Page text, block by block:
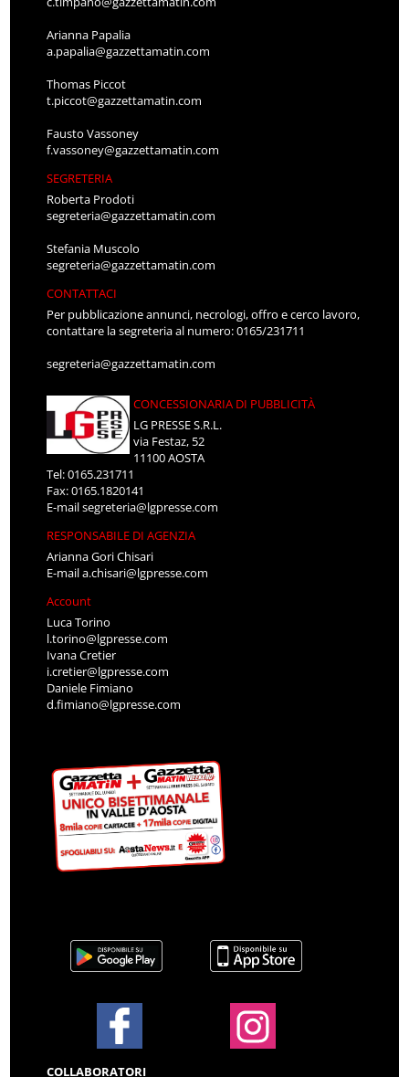
Arianna Papalia
a.papalia@gazzettamatin.com
Thomas Piccot
t.piccot@gazzettamatin.com
Fausto Vassoney
f.vassoney@gazzettamatin.com
SEGRETERIA
Roberta Prodoti
segreteria@gazzettamatin.com
Stefania Muscolo
segreteria@gazzettamatin.com
CONTATTACI
Per pubblicazione annunci, necrologi, offro e cerco lavoro,
contattare la segreteria al numero: 0165/231711
segreteria@gazzettamatin.com
CONCESSIONARIA DI PUBBLICITÀ
LG PRESSE S.R.L.
via Festaz, 52
11100 AOSTA
Tel: 0165.231711
Fax: 0165.1820141
E-mailsegreteria@lgpresse.com
RESPONSABILE DI AGENZIA
Arianna Gori Chisari
E-maila.chisari@lgpresse.com
Account
Luca Torino
l.torino@lgpresse.com
Ivana Cretier
i.cretier@lgpresse.com
Daniele Fimiano
d.fimiano@lgpresse.com
COLLABORATORI